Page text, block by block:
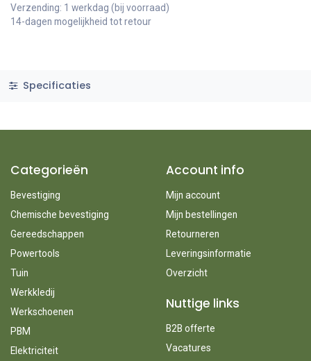
Verzending: 1 werkdag (bij voorraad)
14-dagen mogelijkheid tot retour
Specificaties
Categorieën
Bevestiging
Chemische bevestiging
Gereedschappen
Powertools
Tuin
Werkkledij
Werkschoenen
PBM
Elektriciteit
Account info
Mijn account
Mijn bestellingen
Retourneren
Leveringsinformatie
Overzicht
Nuttige links
B2B offerte
Vacatures